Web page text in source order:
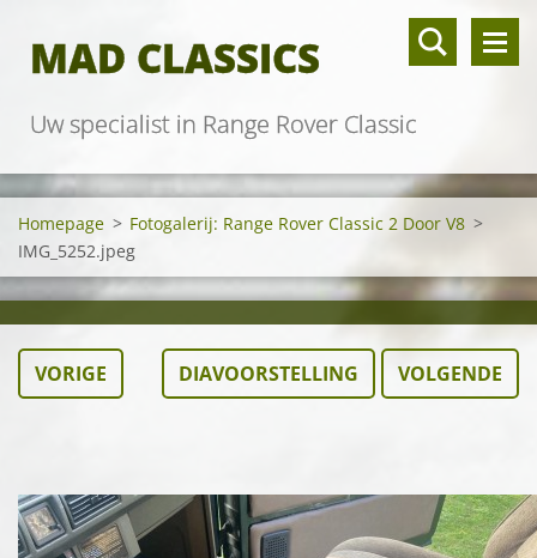
MAD CLASSICS
Uw specialist in Range Rover Classic
Homepage > Fotogalerij: Range Rover Classic 2 Door V8 >
IMG_5252.jpeg
VORIGE DIAVOORSTELLING VOLGENDE